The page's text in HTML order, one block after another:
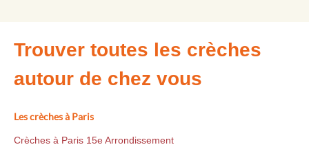
Trouver toutes les crèches
autour de chez vous
Les crèches à Paris
Crèches à Paris 15e Arrondissement